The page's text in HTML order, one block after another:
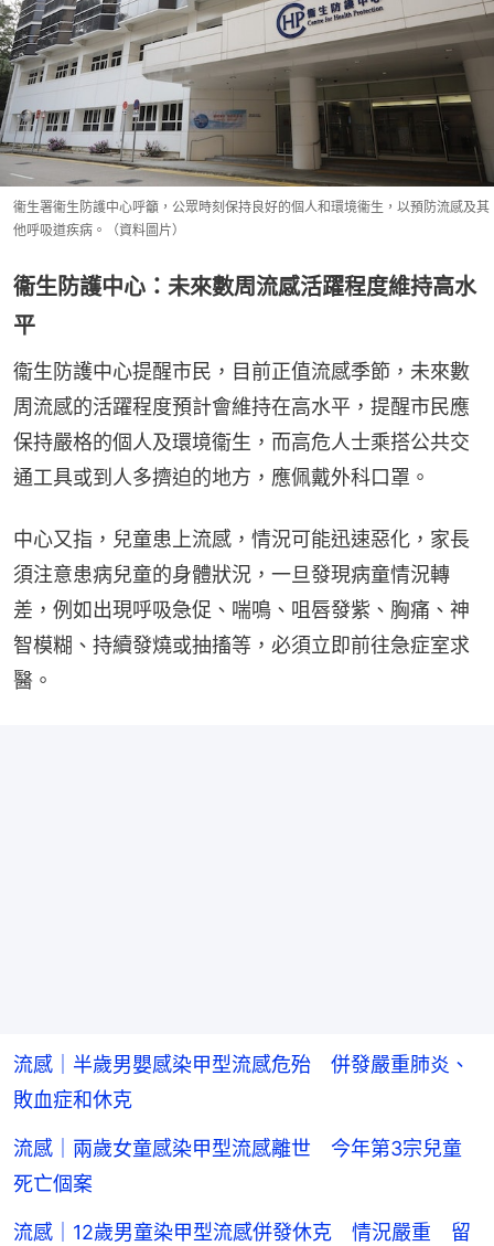
衞生署衞生防護中心呼籲，公眾時刻保持良好的個人和環境衞生，以預防流感及其
他呼吸道疾病。（資料圖片）
衞生防護中心：未來數周流感活躍程度維持高水
平
衞生防護中心提醒市民，目前正值流感季節，未來數
周流感的活躍程度預計會維持在高水平，提醒市民應
保持嚴格的個人及環境衞生，而高危人士乘搭公共交
通工具或到人多擠迫的地方，應佩戴外科口罩。
中心又指，兒童患上流感，情況可能迅速惡化，家長
須注意患病兒童的身體狀況，一旦發現病童情況轉
差，例如出現呼吸急促、喘鳴、咀唇發紫、胸痛、神
智模糊、持續發燒或抽搐等，必須立即前往急症室求
醫。
流感｜半歲男嬰感染甲型流感危殆 併發嚴重肺炎、
敗血症和休克
流感｜兩歲女童感染甲型流感離世 今年第3宗兒童
死亡個案
流感｜12歲男童染甲型流感併發休克 情況嚴重 留